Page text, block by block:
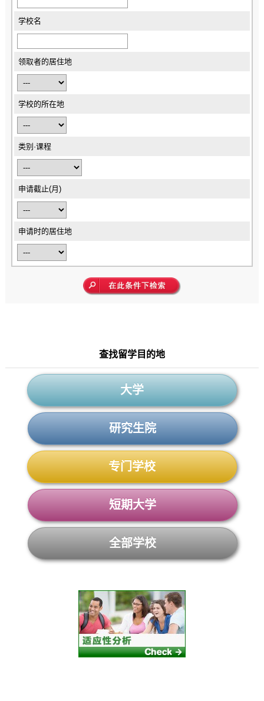
学校名
领取者的居住地
学校的所在地
类别·课程
申请截止(月)
申请时的居住地
查找留学目的地
大学
研究生院
专门学校
短期大学
全部学校